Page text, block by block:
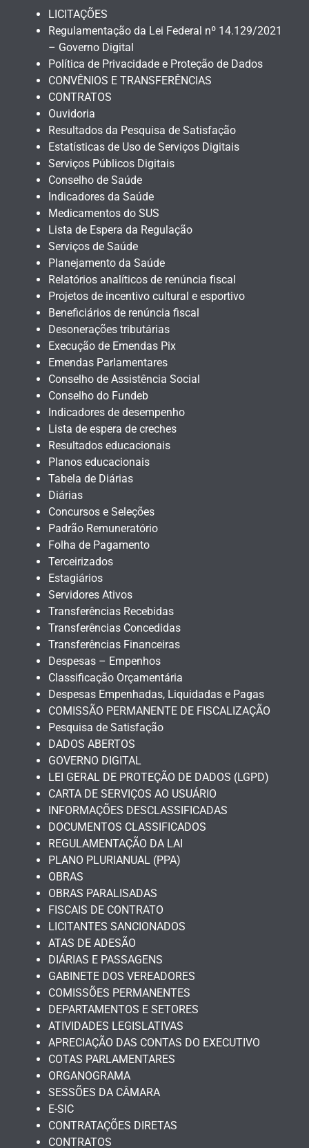
LICITAÇÕES
Regulamentação da Lei Federal nº 14.129/2021
– Governo Digital
Política de Privacidade e Proteção de Dados
CONVÊNIOS E TRANSFERÊNCIAS
CONTRATOS
Ouvidoria
Resultados da Pesquisa de Satisfação
Estatísticas de Uso de Serviços Digitais
Serviços Públicos Digitais
Conselho de Saúde
Indicadores da Saúde
Medicamentos do SUS
Lista de Espera da Regulação
Serviços de Saúde
Planejamento da Saúde
Relatórios analíticos de renúncia fiscal
Projetos de incentivo cultural e esportivo
Beneficiários de renúncia fiscal
Desonerações tributárias
Execução de Emendas Pix
Emendas Parlamentares
Conselho de Assistência Social
Conselho do Fundeb
Indicadores de desempenho
Lista de espera de creches
Resultados educacionais
Planos educacionais
Tabela de Diárias
Diárias
Concursos e Seleções
Padrão Remuneratório
Folha de Pagamento
Terceirizados
Estagiários
Servidores Ativos
Transferências Recebidas
Transferências Concedidas
Transferências Financeiras
Despesas – Empenhos
Classificação Orçamentária
Despesas Empenhadas, Liquidadas e Pagas
COMISSÃO PERMANENTE DE FISCALIZAÇÃO
Pesquisa de Satisfação
DADOS ABERTOS
GOVERNO DIGITAL
LEI GERAL DE PROTEÇÃO DE DADOS (LGPD)
CARTA DE SERVIÇOS AO USUÁRIO
INFORMAÇÕES DESCLASSIFICADAS
DOCUMENTOS CLASSIFICADOS
REGULAMENTAÇÃO DA LAI
PLANO PLURIANUAL (PPA)
OBRAS
OBRAS PARALISADAS
FISCAIS DE CONTRATO
LICITANTES SANCIONADOS
ATAS DE ADESÃO
DIÁRIAS E PASSAGENS
GABINETE DOS VEREADORES
COMISSÕES PERMANENTES
DEPARTAMENTOS E SETORES
ATIVIDADES LEGISLATIVAS
APRECIAÇÃO DAS CONTAS DO EXECUTIVO
COTAS PARLAMENTARES
ORGANOGRAMA
SESSÕES DA CÂMARA
E-SIC
CONTRATAÇÕES DIRETAS
CONTRATOS